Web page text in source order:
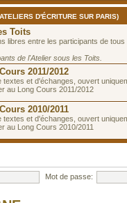
D'ÉCRITURE SUR PARIS)
Toits
libres entre les participants de tous
de l'Atelier sous les Toits.
2011/2012
textes et d'échanges, ouvert
au Long Cours 2011/2012
2010/2011
textes et d'échanges, ouvert
au Long Cours 2010/2011
Mot de passe: